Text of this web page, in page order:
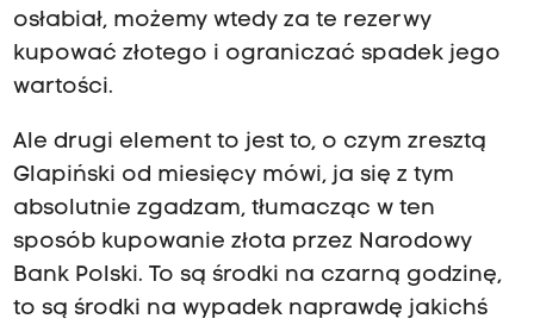
osłabiał, możemy wtedy za te rezerwy
kupować złotego i ograniczać spadek jego
wartości.
Ale drugi element to jest to, o czym zresztą
Glapiński od miesięcy mówi, ja się z tym
absolutnie zgadzam, tłumacząc w ten
sposób kupowanie złota przez Narodowy
Bank Polski. To są środki na czarną godzinę,
to są środki na wypadek naprawdę jakichś